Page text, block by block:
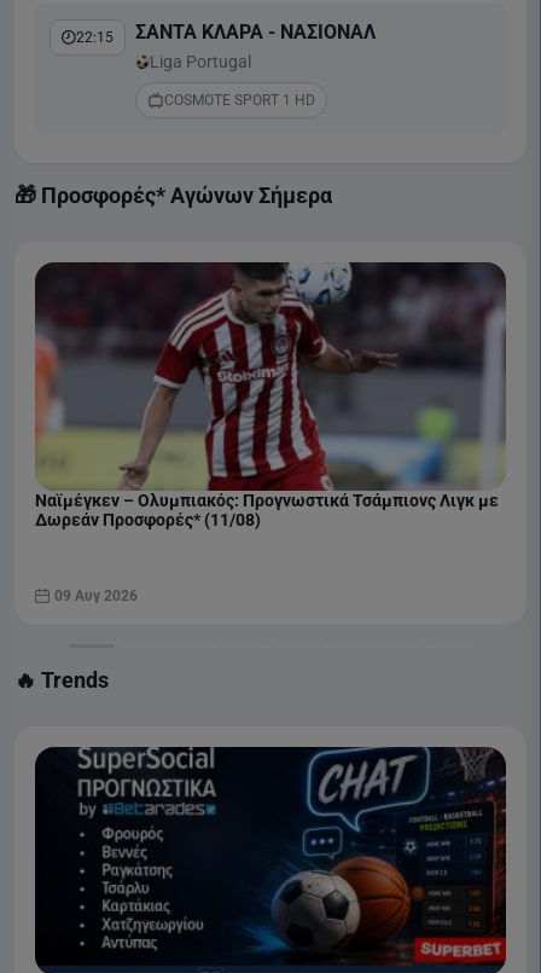
22:15 ΣΑΝΤΑ ΚΛΑΡΑ - ΝΑΣΙΟΝΑΛ
Liga Portugal
COSMOTE SPORT 1 HD
🎁 Προσφορές* Αγώνων Σήμερα
Ναϊμέγκεν – Ολυμπιακός: Προγνωστικά Τσάμπιονς Λιγκ με
Δωρεάν Προσφορές* (11/08)
09 Αυγ 2026
🔥 Trends